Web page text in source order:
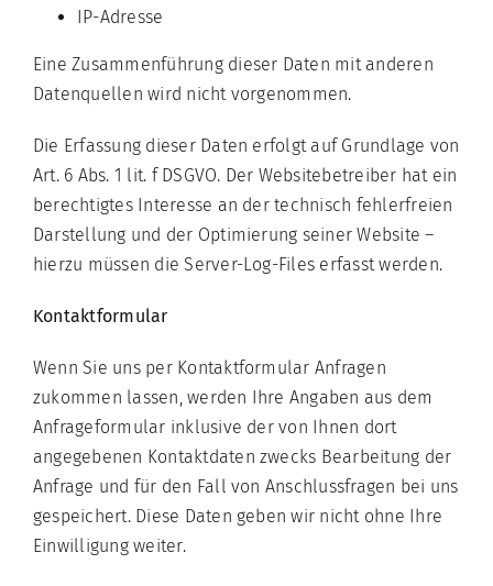
IP-Adresse
Eine Zusammenführung dieser Daten mit anderen
Datenquellen wird nicht vorgenommen.
Die Erfassung dieser Daten erfolgt auf Grundlage von
Art. 6 Abs. 1 lit. f DSGVO. Der Websitebetreiber hat ein
berechtigtes Interesse an der technisch fehlerfreien
Darstellung und der Optimierung seiner Website –
hierzu müssen die Server-Log-Files erfasst werden.
Kontaktformular
Wenn Sie uns per Kontaktformular Anfragen
zukommen lassen, werden Ihre Angaben aus dem
Anfrageformular inklusive der von Ihnen dort
angegebenen Kontaktdaten zwecks Bearbeitung der
Anfrage und für den Fall von Anschlussfragen bei uns
gespeichert. Diese Daten geben wir nicht ohne Ihre
Einwilligung weiter.